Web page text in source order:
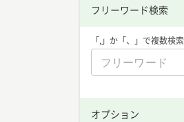
フリーワード検索
「,」か「、」で複数検索
オプション